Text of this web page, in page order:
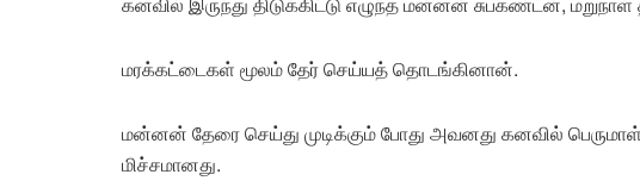
மரக்கட்டைகள் மூலம் தேர் செய்யத் தொடங்கினான்.
மன்னன் தேரை செய்து முடிக்கும் போது அவனது கனவில்
மிச்சமானது.